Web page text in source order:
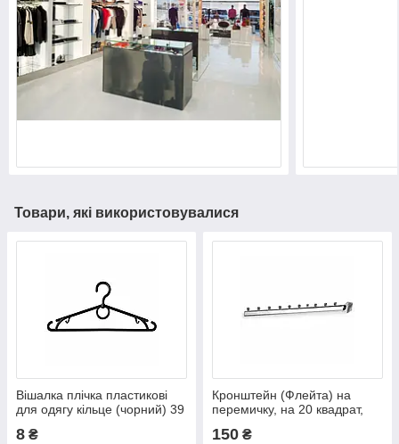
Товари, які використовувалися
Вішалка плічка пластикові
для одягу кільце (чорний) 39
8 ₴
Кронштейн (Флейта) на
перемичку, на 20 квадрат,
150 ₴